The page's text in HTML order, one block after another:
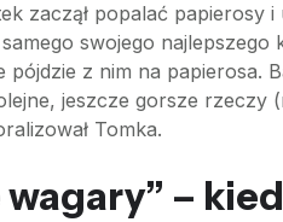
zaczął popalać papierosy
swojego
pójdzie z nim na papierosa.
jeszcze gorsze rzeczy
Tomka.
–